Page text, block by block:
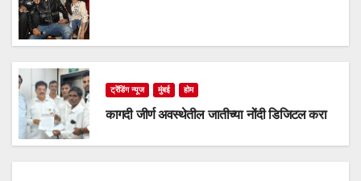
ट्रेंडिंग न्यूज मुंबई होम
कागदी जीर्ण अवस्थेतील जातीच्या नोंदी डिजिटल करा